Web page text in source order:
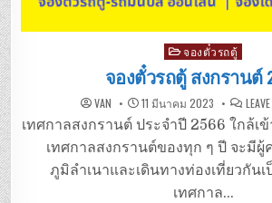
Posted
in
จองตั๋วรถตู้
จองตั๋วรถตู้ สงกรานต์
VAN 11 มีนาคม 2023
เทศกาลสงกรานต์ ประจำปี 2566 ใกล้เ
เทศกาลสงกรานต์ของทุก ๆ ปี จะมีผู้
ภูมิลำเนาและเดินทางท่องเที่ยวกัน
เทศกาล…